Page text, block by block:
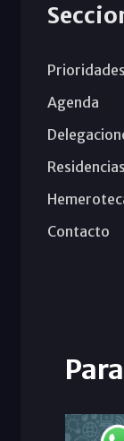
Agenda
Contacto